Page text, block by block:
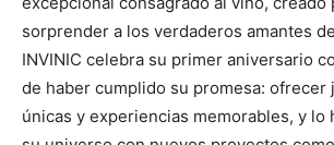
sorprender a los verdaderos amantes
INVINIC celebra su primer aniversario
de haber cumplido su promesa: ofrecer
únicas y experiencias memorables, y lo